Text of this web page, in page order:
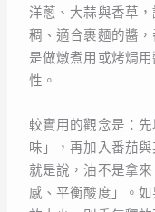
洋蔥、大蒜與香草
稠、適合裹麵的醬
是做燉煮用或烤焗
性。
較實用的觀念是：
味」，再加入番茄
就是說，油不是拿
感、平衡酸度」。